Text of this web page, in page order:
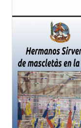
de
Madrid,
San